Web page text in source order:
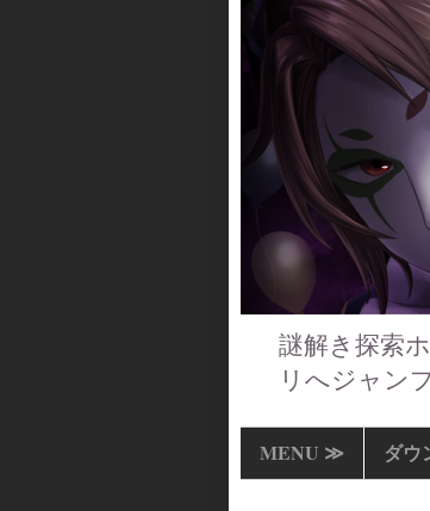
謎解き探索
リへジャン
MENU ≫ ダウ